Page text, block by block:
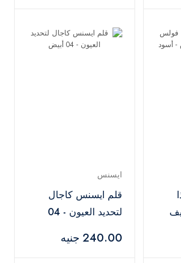
ايسنس
قلم ايسنس كاجال
لتحديد العيون - 04
240.00 جنيه